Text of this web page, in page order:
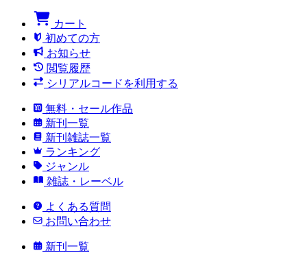
カート
初めての方
お知らせ
閲覧履歴
シリアルコードを利用する
無料・セール作品
新刊一覧
新刊雑誌一覧
ランキング
ジャンル
雑誌・レーベル
よくある質問
お問い合わせ
新刊一覧